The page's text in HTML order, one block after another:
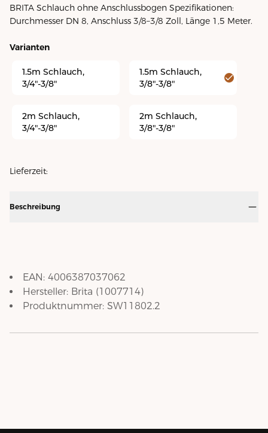
BRITA Schlauch ohne Anschlussbogen Spezifikationen:
Durchmesser DN 8, Anschluss 3/8–3/8 Zoll, Länge 1,5 Meter.
Varianten
1.5m Schlauch,
3/4"-3/8"
1.5m Schlauch,
3/8"-3/8"
2m Schlauch,
3/4"-3/8"
2m Schlauch,
3/8"-3/8"
Lieferzeit:
Beschreibung
EAN: 4006387037062
Hersteller: Brita (1007714)
Produktnummer: SW11802.2